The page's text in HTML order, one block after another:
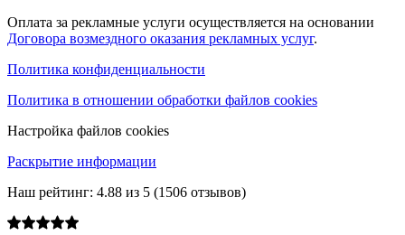
Оплата за рекламные услуги осуществляется на основании
Договора возмездного оказания рекламных услуг.
Политика конфиденциальности
Политика в отношении обработки файлов cookies
Настройка файлов cookies
Раскрытие информации
Наш рейтинг: 4.88 из 5 (1506 отзывов)